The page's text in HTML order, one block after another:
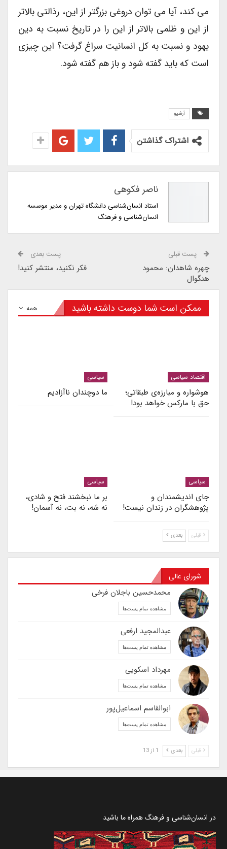
می کند، آیا می توان دروغی بزرگتر از این، رذالتی بالاتر
از این و ظلمی بالاتر از این را در تاریخ نسبت به دین
یهود و نسبت به کل انسانیت سراغ گرفت؟ این چیزی
است که باید گفته شود و باز هم گفته شود.
آرشیو
اشتراک گذاشتن
ناصر فکوهی
استاد انسان‌شناسی دانشگاه تهران و مدیر موسسه
انسان‌شناسی و فرهنگ
پست قبلی
چهره شاهدان: محمود
هنگوال
پست بعدی
فکر نکنید، منتشر کنید!
همه ممکن است شما دوست داشته باشید
اقتصاد سیاسی
هوشواره و مبارزه‌ی طبقاتی؛
حق با مارکس خواهد بود!
سیاسی
ما دوچندان ناآزادیم
سیاسی
جای اندیشمندان و
پژوهشگران در زندان نیست!
سیاسی
بر ما نبخشند فتح و شادی،
نه شه، نه بت، نه آسمان!
قبلی بعدی
شورای عالی
محمدحسین باجلان فرخی
مشاهده تمام پست‌ها
عبدالمجید ارفعی
مشاهده تمام پست‌ها
مهرداد اسکویی
مشاهده تمام پست‌ها
ابوالقاسم اسماعیل‌پور
مشاهده تمام پست‌ها
قبلی بعدی
در انسان‌شناسی و فرهنگ همراه ما باشید